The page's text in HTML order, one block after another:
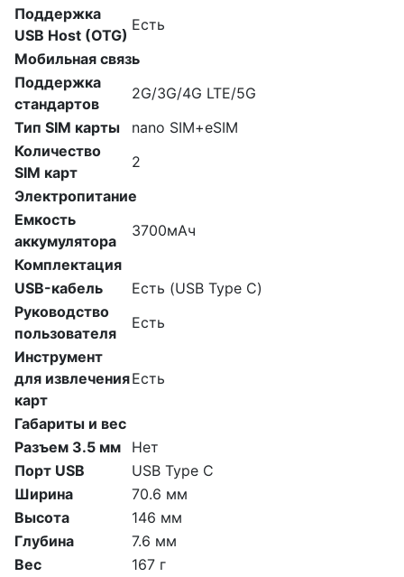
Поддержка
USB Host (OTG)
Есть
Мобильная связь
Поддержка
стандартов
2G/3G/4G LTE/5G
Тип SIM карты
nano SIM+eSIM
Количество
SIM карт
2
Электропитание
Емкость
аккумулятора
3700мАч
Комплектация
USB-кабель
Есть (USB Type C)
Руководство
пользователя
Есть
Инструмент
для извлечения
карт
Есть
Габариты и вес
Разъем 3.5 мм
Нет
Порт USB
USB Type C
Ширина
70.6 мм
Высота
146 мм
Глубина
7.6 мм
Вес
167 г